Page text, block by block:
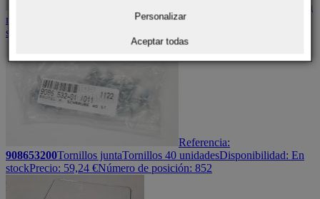
Barandilla
metálica
Barra metálica estante puertaDisponibilidad:
stock
Referencia:
908653200Tornillos juntaTornillos 40 unidadesDisponibilidad: En
stockPrecio: 59,24 €Número de posición: 852
Personalizar
Aceptar todas